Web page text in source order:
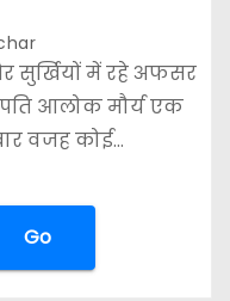
सुर्खियों में रहे अफसर
आलोक मौर्य एक
वजह कोई…
Go